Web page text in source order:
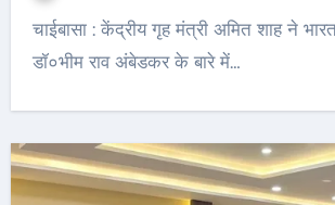
चाईबासा : केंद्रीय गृह मंत्री अमित शाह ने भारत रतन बाबा साहब
डॉ०भीम राव अंबेडकर के बारे में…